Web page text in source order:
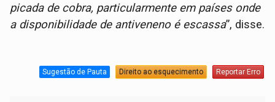
picada de cobra, particularmente em países onde
a disponibilidade de antiveneno é escassa”, disse.
Sugestão de Pauta Direito ao esquecimento Reportar Erro